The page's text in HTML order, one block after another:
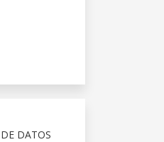
DATOS